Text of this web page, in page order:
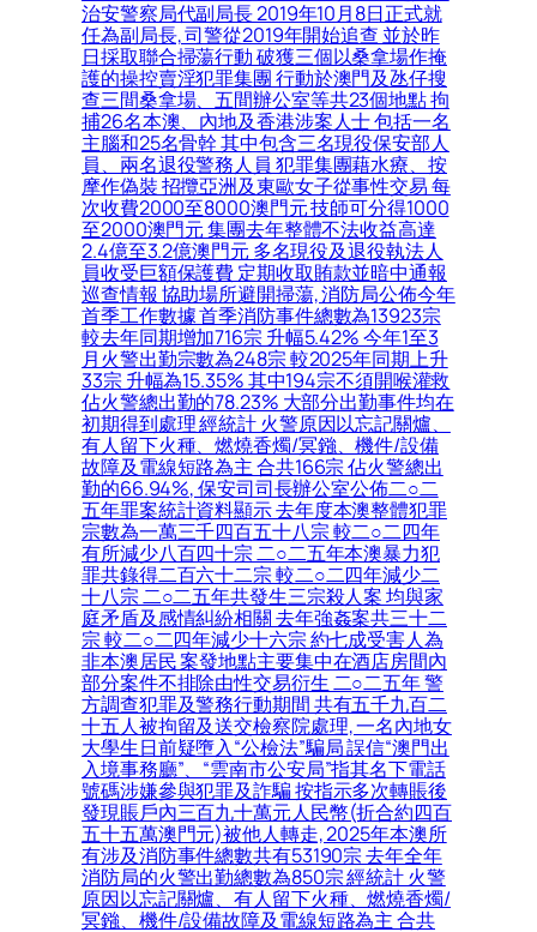
治安警察局代副局長 2019年10月8日正式就
任為副局長, 司警從2019年開始追查 並於昨
日採取聯合掃蕩行動 破獲三個以桑拿場作掩
護的操控賣淫犯罪集團 行動於澳門及氹仔搜
查三間桑拿場、五間辦公室等共23個地點 拘
捕26名本澳、內地及香港涉案人士 包括一名
主腦和25名骨幹 其中包含三名現役保安部人
員、兩名退役警務人員 犯罪集團藉水療、按
摩作偽裝 招攬亞洲及東歐女子從事性交易 每
次收費2000至8000澳門元 技師可分得1000
至2000澳門元 集團去年整體不法收益高達
2.4億至3.2億澳門元 多名現役及退役執法人
員收受巨額保護費 定期收取賄款並暗中通報
巡查情報 協助場所避開掃蕩, 消防局公佈今年
首季工作數據 首季消防事件總數為13923宗
較去年同期增加716宗 升幅5.42% 今年1至3
月火警出勤宗數為248宗 較2025年同期上升
33宗 升幅為15.35% 其中194宗不須開喉灌救
佔火警總出勤的78.23% 大部分出勤事件均在
初期得到處理 經統計 火警原因以忘記關爐、
有人留下火種、燃燒香燭/冥鏹、機件/設備
故障及電線短路為主 合共166宗 佔火警總出
勤的66.94%, 保安司司長辦公室公佈二○二
五年罪案統計資料顯示 去年度本澳整體犯罪
宗數為一萬三千四百五十八宗 較二○二四年
有所減少八百四十宗 二○二五年本澳暴力犯
罪共錄得二百六十二宗 較二○二四年減少二
十八宗 二○二五年共發生三宗殺人案 均與家
庭矛盾及感情糾紛相關 去年強姦案共三十二
宗 較二○二四年減少十六宗 約七成受害人為
非本澳居民 案發地點主要集中在酒店房間內
部分案件不排除由性交易衍生 二○二五年 警
方調查犯罪及警務行動期間 共有五千九百二
十五人被拘留及送交檢察院處理, 一名內地女
大學生日前疑墮入“公檢法”騙局 誤信“澳門出
入境事務廳”、“雲南市公安局”指其名下電話
號碼涉嫌參與犯罪及詐騙 按指示多次轉賬後
發現賬戶內三百九十萬元人民幣(折合約四百
五十五萬澳門元)被他人轉走, 2025年本澳所
有涉及消防事件總數共有53190宗 去年全年
消防局的火警出勤總數為850宗 經統計 火警
原因以忘記關爐、有人留下火種、燃燒香燭/
冥鏹、機件/設備故障及電線短路為主 合共